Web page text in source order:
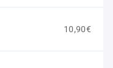
10,90€